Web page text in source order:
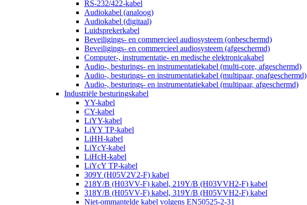
RS-232/422-kabel
Audiokabel (analoog)
Audiokabel (digitaal)
Luidsprekerkabel
Beveiligings- en commercieel audiosysteem (onbeschermd)
Beveiligings- en commercieel audiosysteem (afgeschermd)
Computer-, instrumentatie- en medische elektronicakabel
Audio-, besturings- en instrumentatiekabel (multi-core, afgeschermd)
Audio-, besturings- en instrumentatiekabel (multipaar, onafgeschermd)
Audio-, besturings- en instrumentatiekabel (multipaar, afgeschermd)
Industriële besturingskabel
YY-kabel
CY-kabel
LiYY-kabel
LiYY TP-kabel
LiHH-kabel
LiYcY-kabel
LiHcH-kabel
LiYcY TP-kabel
309Y (H05V2V2-F) kabel
218Y/B (H03VV-F) kabel, 219Y/B (H03VVH2-F) kabel
318Y/B (H05VV-F) kabel, 319Y/B (H05VVH2-F) kabel
Niet-ommantelde kabel volgens EN50525-2-31